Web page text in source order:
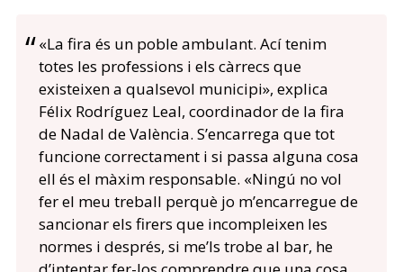
«La fira és un poble ambulant. Ací tenim
totes les professions i els càrrecs que
existeixen a qualsevol municipi», explica
Félix Rodríguez Leal, coordinador de la fira
de Nadal de València. S’encarrega que tot
funcione correctament i si passa alguna cosa
ell és el màxim responsable. «Ningú no vol
fer el meu treball perquè jo m’encarregue de
sancionar els firers que incompleixen les
normes i després, si me’ls trobe al bar, he